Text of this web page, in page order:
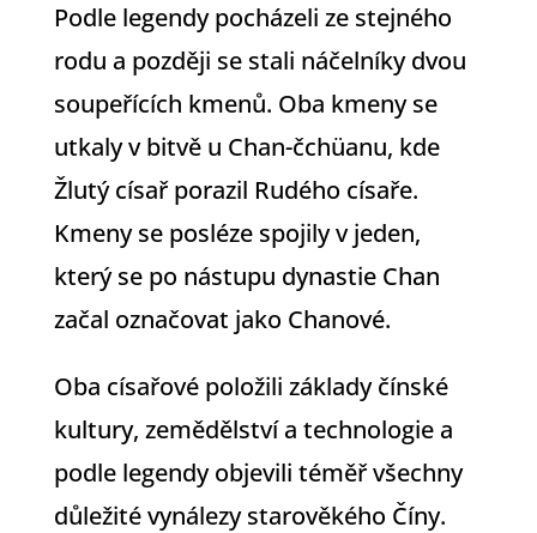
Podle legendy pocházeli ze stejného
rodu a později se stali náčelníky dvou
soupeřících kmenů. Oba kmeny se
utkaly v bitvě u Chan-čchüanu, kde
Žlutý císař porazil Rudého císaře.
Kmeny se posléze spojily v jeden,
který se po nástupu dynastie Chan
začal označovat jako Chanové.
Oba císařové položili základy čínské
kultury, zemědělství a technologie a
podle legendy objevili téměř všechny
důležité vynálezy starověkého Číny.